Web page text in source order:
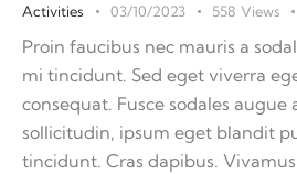
Activities 03/10/2023 558 Views
Proin faucibus nec mauris a
mi tincidunt. Sed eget viverra
consequat. Fusce sodales augue
sollicitudin, ipsum eget blandit
tincidunt. Cras dapibus.